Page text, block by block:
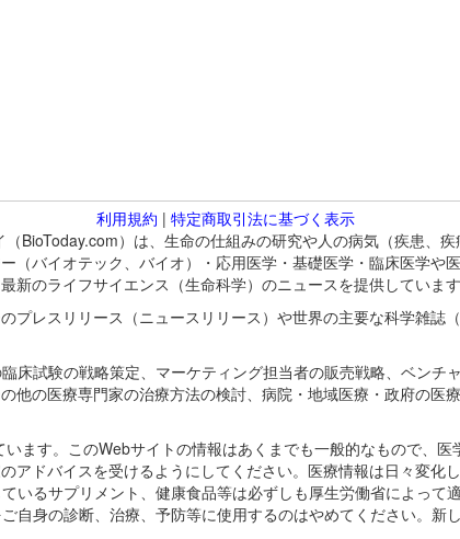
利用規約 | 特定商取引法に基づく表示
BioToday.com）は、生命の仕組みの研究や人の病気（疾患、
（バイオテック、バイオ）・応用医学・基礎医学・臨床医学や
のライフサイエンス（生命科学）のニュースを提供しています
プレスリリース（ニュースリリース）や世界の主要な科学雑誌
床試験の戦略策定、マーケティング担当者の販売戦略、ベンチ
他の医療専門家の治療方法の検討、病院・地域医療・政府の医
ます。このWebサイトの情報はあくまでも一般的なもので、
アドバイスを受けるようにしてください。医療情報は日々変化
いるサプリメント、健康食品等は必ずしも厚生労働省によっ
自身の診断、治療、予防等に使用するのはやめてください。新